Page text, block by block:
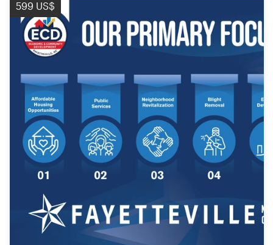
599 US$